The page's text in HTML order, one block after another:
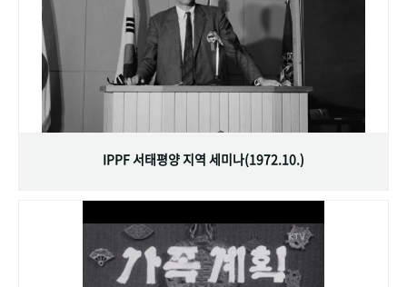
IPPF 서태평양 지역 세미나(1972.10.)